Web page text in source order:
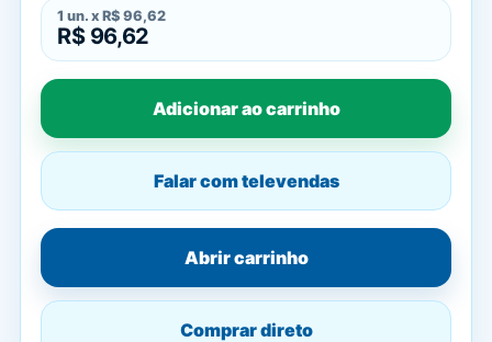
1 un. x R$ 96,62
R$ 96,62
Adicionar ao carrinho
Falar com televendas
Abrir carrinho
Comprar direto